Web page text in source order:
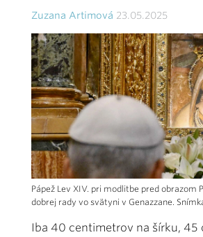
Zuzana Artimová 23.05.2025
Pápež Lev XIV. pri modlitbe pred obrazom
dobrej rady vo svätyni v Genazzane.
Iba 40 centimetrov na šírku, 45